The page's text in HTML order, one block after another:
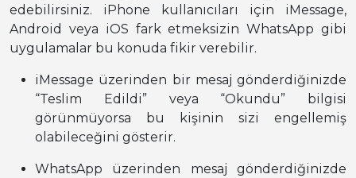
edebilirsiniz. iPhone kullanıcıları için iMessage,
Android veya iOS fark etmeksizin WhatsApp gibi
uygulamalar bu konuda fikir verebilir.
iMessage üzerinden bir mesaj gönderdiğinizde
“Teslim Edildi” veya “Okundu” bilgisi
görünmüyorsa bu kişinin sizi engellemiş
olabileceğini gösterir.
WhatsApp üzerinden mesaj gönderdiğinizde